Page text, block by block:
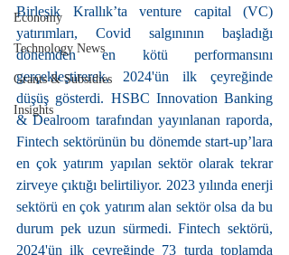
Economy
Technology News
Grants & Subsidies
Insights
Birleşik Krallık’ta venture capital (VC)
yatırımları, Covid salgınının başladığı
dönemden en kötü performansını
gerçekleştirerek, 2024'ün ilk çeyreğinde
düşüş gösterdi. HSBC Innovation Banking
& Dealroom tarafından yayınlanan raporda,
Fintech sektörünün bu dönemde start-up’lara
en çok yatırım yapılan sektör olarak tekrar
zirveye çıktığı belirtiliyor. 2023 yılında enerji
sektörü en çok yatırım alan sektör olsa da bu
durum pek uzun sürmedi. Fintech sektörü,
2024'ün ilk çeyreğinde 73 turda toplamda